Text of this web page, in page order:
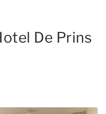
De Prins